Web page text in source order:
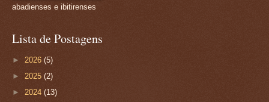
abadienses e ibitirenses
Lista de Postagens
► 2026 (5)
► 2025 (2)
► 2024 (13)